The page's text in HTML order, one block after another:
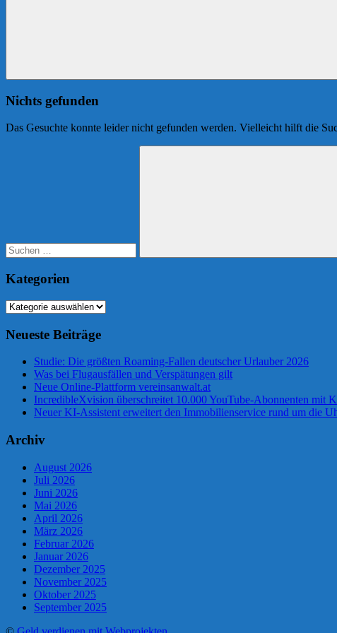
Nichts gefunden
Das Gesuchte konnte leider nicht gefunden werden. Vielleicht hilft die
Suchen
Kategorien
Kategorien
Neueste Beiträge
Studie: Die größten Roaming-Fallen deutscher Urlauber 2026
Was bei Flugausfällen und Verspätungen gilt
Neue Online-Plattform vereinsanwalt.at
IncredibleXvision überschreitet 10.000 YouTube-Abonnenten mit
Neuer KI-Assistent erweitert den Immobilienservice rund um die
Archiv
August 2026
Juli 2026
Juni 2026
Mai 2026
April 2026
März 2026
Februar 2026
Januar 2026
Dezember 2025
November 2025
Oktober 2025
September 2025